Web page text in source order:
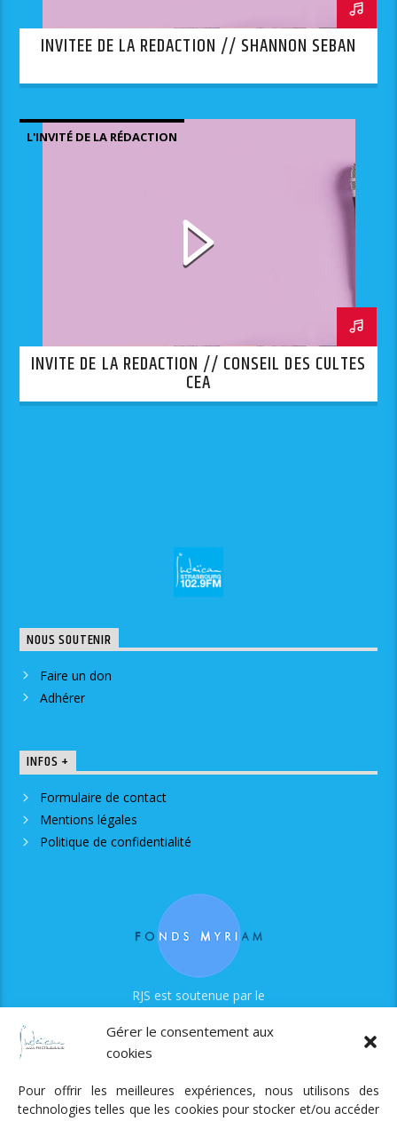
Gérer le consentement aux
cookies
Pour offrir les meilleures expériences, nous utilisons des
technologies telles que les cookies pour stocker et/ou accéder
INVITEE DE LA REDACTION // SHANNON SEBAN
L'INVITÉ DE LA RÉDACTION
INVITE DE LA REDACTION // CONSEIL DES CULTES
CEA
NOUS SOUTENIR
Faire un don
Adhérer
INFOS +
Formulaire de contact
Mentions légales
Politique de confidentialité
RJS est soutenue par le